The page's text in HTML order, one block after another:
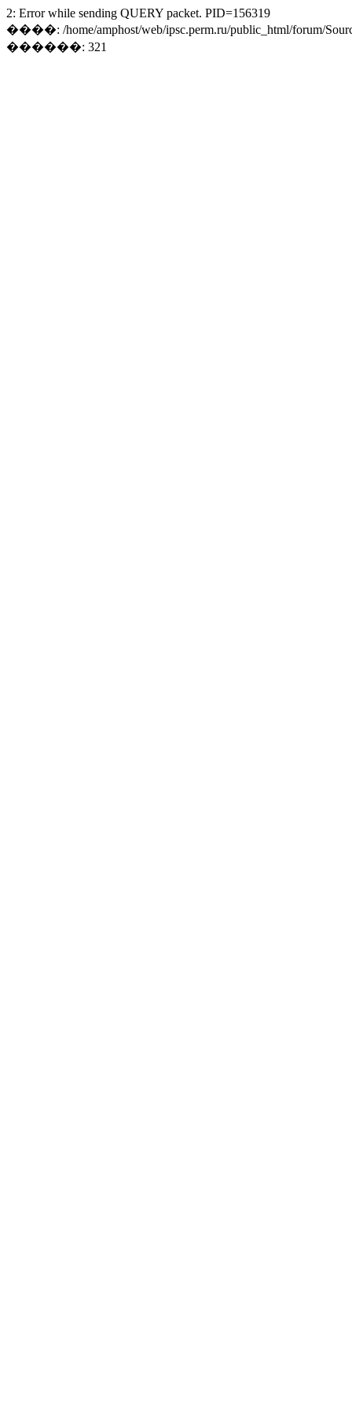
2: Error while sending QUERY packet. PID=156319
����: /home/amphost/web/ipsc.perm.ru/public_html/forum/
������: 321